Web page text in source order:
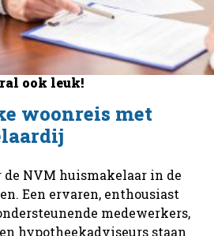
ook leuk!
woonreis met
de NVM huismakelaar in de
Een ervaren, enthousiast
medewerkers,
hypotheekadviseurs staan